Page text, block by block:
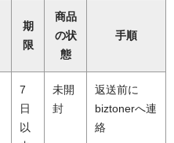
期
限
商品
の状
態
手順
7
日
以
未開
封
返送前に
biztonerへ連
絡